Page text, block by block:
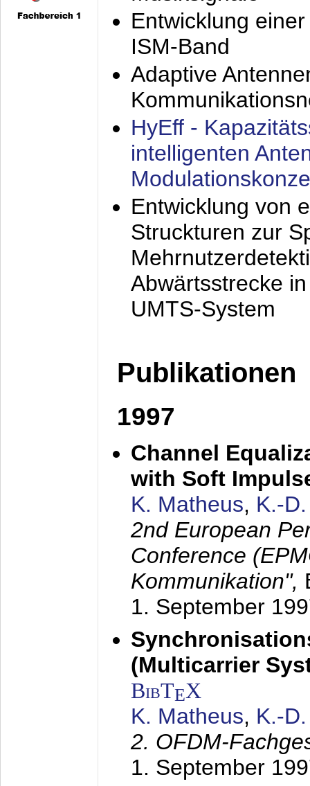
Entwicklung
ISM-Band
Adaptive
HyEff -
intelligenten
Entwicklung von
Struckturen zur
Abwärtsstrecke
UMTS-System
Publikationen
1997
Channel
with Soft
K. Matheus, K.-
2nd European
Conference
Kommunikation",
1. September
(Multicarrier
BibTEX
K. Matheus, K.-
2. OFDM-
1. September